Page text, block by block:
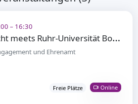
– 16:30
#
EngagiertGeforscht meets Ruhr-Universität Bochum
und Ehrenamt
Freie Plätze Online